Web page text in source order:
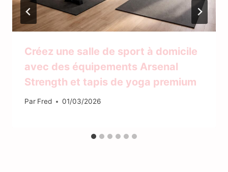
Créez une salle de sport à domicile
avec des équipements Arsenal
Strength et tapis de yoga premium
Par Fred 01/03/2026